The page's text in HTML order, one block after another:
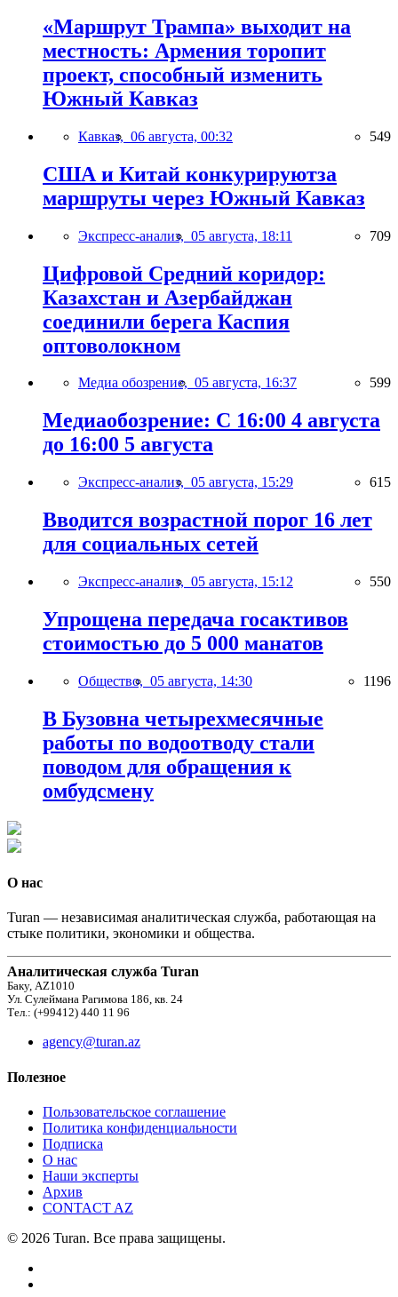
«Маршрут Трампа» выходит на
местность: Армения торопит
проект, способный изменить
Южный Кавказ
Кавказ, 06 августа, 00:32 549
США и Китай конкурируютза
маршруты через Южный Кавказ
Экспресс-анализ, 05 августа, 18:11 709
Цифровой Средний коридор:
Казахстан и Азербайджан
соединили берега Каспия
оптоволокном
Медиа обозрение, 05 августа, 16:37 599
Медиаобозрение: С 16:00 4 августа
до 16:00 5 августа
Экспресс-анализ, 05 августа, 15:29 615
Вводится возрастной порог 16 лет
для социальных сетей
Экспресс-анализ, 05 августа, 15:12 550
Упрощена передача госактивов
стоимостью до 5 000 манатов
Общество, 05 августа, 14:30 1196
В Бузовна четырехмесячные
работы по водоотводу стали
поводом для обращения к
омбудсмену
О нас
Turan — независимая аналитическая служба, работающая на
стыке политики, экономики и общества.
Аналитическая служба Turan
Баку, AZ1010
Ул. Сулеймана Рагимова 186, кв. 24
Тел.: (+99412) 440 11 96
agency@turan.az
Полезное
Пользовательское соглашение
Политика конфиденциальности
Подписка
О нас
Наши эксперты
Архив
CONTACT AZ
© 2026 Turan. Все права защищены.